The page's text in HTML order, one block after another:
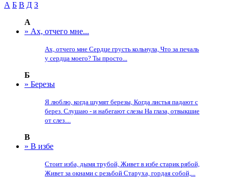
А Б В Д З
А
» Ах, отчего мне...
Ах, отчего мне Сердце грусть кольнула, Что за печаль
у сердца моего? Ты просто...
Б
» Березы
Я люблю, когда шумят березы, Когда листья падают с
берез. Слушаю - и набегают слезы На глаза, отвыкшие
от слез....
В
» В избе
Стоит изба, дымя трубой, Живет в избе старик рябой,
Живет за окнами с резьбой Старуха, гордая собой,...